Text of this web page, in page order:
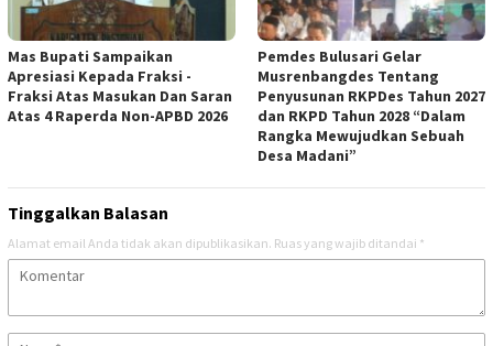
Mas Bupati Sampaikan
Apresiasi Kepada Fraksi -
Fraksi Atas Masukan Dan Saran
Atas 4 Raperda Non-APBD 2026
Pemdes Bulusari Gelar
Musrenbangdes Tentang
Penyusunan RKPDes Tahun 2027
dan RKPD Tahun 2028 “Dalam
Rangka Mewujudkan Sebuah
Desa Madani”
Tinggalkan Balasan
Alamat email Anda tidak akan dipublikasikan. Ruas yang wajib ditandai *